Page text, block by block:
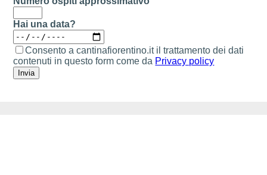
Hai una data?
Consento a cantinafiorentino.it il trattamento dei dati
contenuti in questo form come da Privacy policy